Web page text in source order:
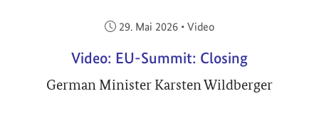
Veröffentlicht am:
29. Mai 2026 • Video
Video: EU-Summit: Closing
German Minister Karsten Wildberger